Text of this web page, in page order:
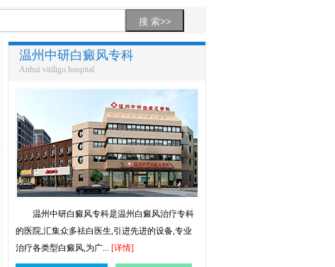
温州中研白癜风专科
Anhui vitiligo hospital
温州中研白癜风专科是温州白癜风治疗专科
的医院,汇集众多祛白医生,引进先进的设备,专业
治疗各类型白癜风,为广... [详情]